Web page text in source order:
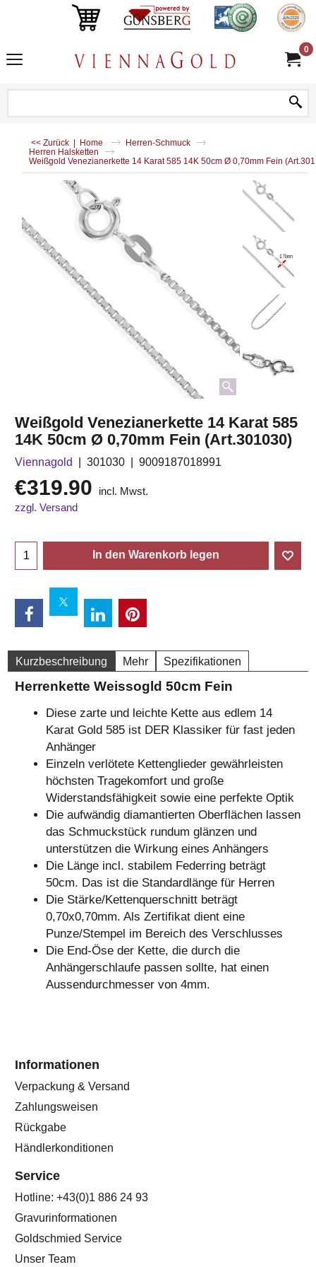
0
<< Zurück | Home
Herren-Schmuck
Herren Halsketten
Weißgold Venezianerkette 14 Karat 585 14K 50cm Ø 0,70mm Fein
Weißgold Venezianerkette 14 Karat 585
14K 50cm Ø 0,70mm Fein (Art.301030)
Viennagold 301030 9009187018991
€319.90
incl. Mwst.
zzgl. Versand
In den Warenkorb legen
Kurzbeschreibung Mehr Spezifikationen
Herrenkette Weissogld 50cm Fein
Diese zarte und leichte Kette aus edlem 14
Karat Gold 585 ist DER Klassiker für fast jeden
Anhänger
Einzeln verlötete Kettenglieder gewährleisten
höchsten Tragekomfort und große
Widerstandsfähigkeit sowie eine perfekte Optik
Die aufwändig diamantierten Oberflächen lassen
das Schmuckstück rundum glänzen und
unterstützen die Wirkung eines Anhängers
Die Länge incl. stabilem Federring beträgt
50cm. Das ist die Standardlänge für Herren
Die Stärke/Kettenquerschnitt beträgt
0,70x0,70mm. Als Zertifikat dient eine
Punze/Stempel im Bereich des Verschlusses
Die End-Öse der Kette, die durch die
Anhängerschlaufe passen sollte, hat einen
Aussendurchmesser von 4mm.
Informationen
Verpackung & Versand
Zahlungsweisen
Rückgabe
Händlerkonditionen
Service
Hotline: +43(0)1 886 24 93
Gravurinformationen
Goldschmied Service
Unser Team